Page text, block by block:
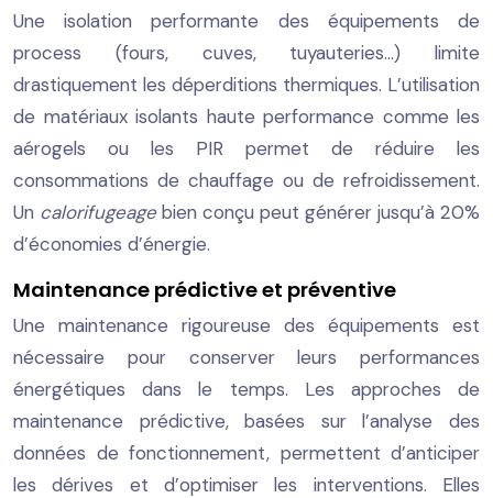
Une isolation performante des équipements de
process (fours, cuves, tuyauteries…) limite
drastiquement les déperditions thermiques. L’utilisation
de matériaux isolants haute performance comme les
aérogels ou les PIR permet de réduire les
consommations de chauffage ou de refroidissement.
Un calorifugeagebien conçu peut générer jusqu’à 20%
d’économies d’énergie.
Maintenance prédictive et préventive
Une maintenance rigoureuse des équipements est
nécessaire pour conserver leurs performances
énergétiques dans le temps. Les approches de
maintenance prédictive, basées sur l’analyse des
données de fonctionnement, permettent d’anticiper
les dérives et d’optimiser les interventions. Elles